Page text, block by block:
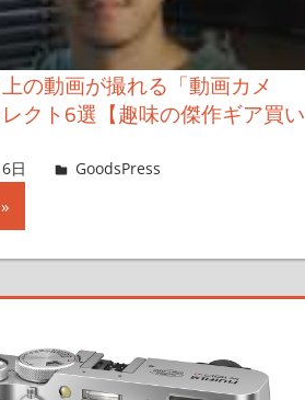
の動画が撮れる「動画カメ
クト6選【趣味の傑作ギア買い
日 ＆GP
GoodsPress